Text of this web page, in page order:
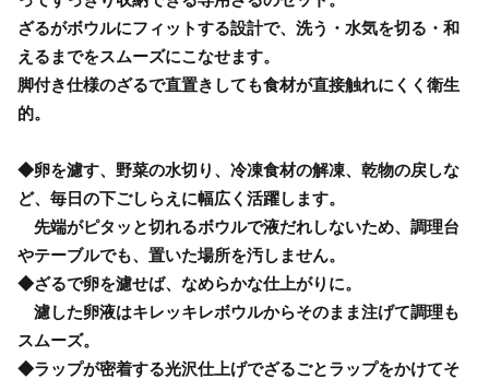
ざるがボウルにフィットする設計で、洗う・水気を切る・和
えるまでをスムーズにこなせます。
脚付き仕様のざるで直置きしても食材が直接触れにくく衛生
的。
◆卵を濾す、野菜の水切り、冷凍食材の解凍、乾物の戻しな
ど、毎日の下ごしらえに幅広く活躍します。
先端がピタッと切れるボウルで液だれしないため、調理台
やテーブルでも、置いた場所を汚しません。
◆ざるで卵を濾せば、なめらかな仕上がりに。
濾した卵液はキレッキレボウルからそのまま注げて調理も
スムーズ。
◆ラップが密着する光沢仕上げでざるごとラップをかけてそ